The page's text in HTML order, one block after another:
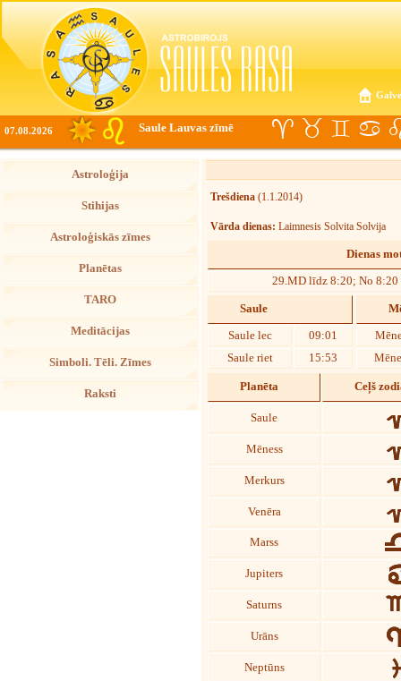
07.08.2026 Saule Lauvas zīmē
Astroloģija
Stihijas
Astroloģiskās zīmes
Planētas
TARO
Meditācijas
Simboli. Tēli. Zīmes
Raksti
Trešdiena (1.1.2014)
Vārda dienas: Laimnesis Solvita Solvija
Dienas
29.MD līdz 8:20; No 8:20
Saule
Saule lec
09:01
Saule riet
15:53
Planēta Ceļš
Saule
Mēness
Merkurs
Venēra
Marss
Jupiters
Saturns
Urāns
Neptūns